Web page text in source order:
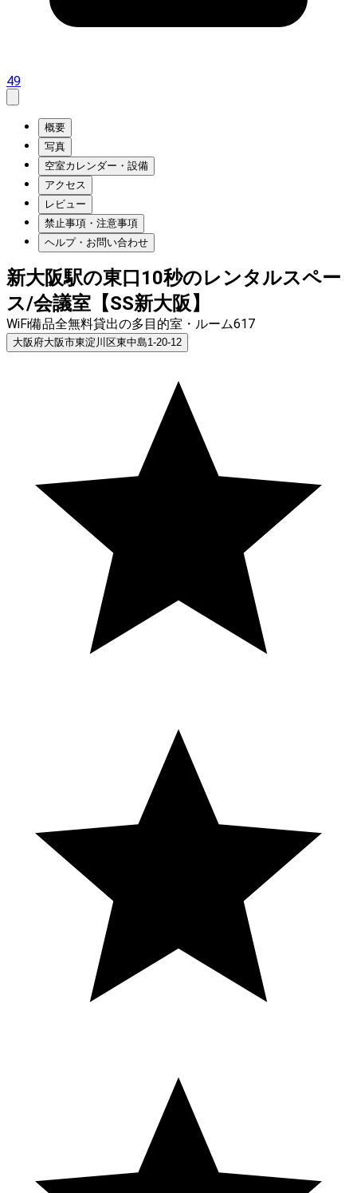
49
概要
写真
空室カレンダー・設備
アクセス
レビュー
禁止事項・注意事項
ヘルプ・お問い合わせ
新大阪駅の東口10秒のレンタルスペー
ス/会議室【SS新大阪】
WiFi備品全無料貸出の多目的室・ルーム617
大阪府大阪市東淀川区東中島1-20-12